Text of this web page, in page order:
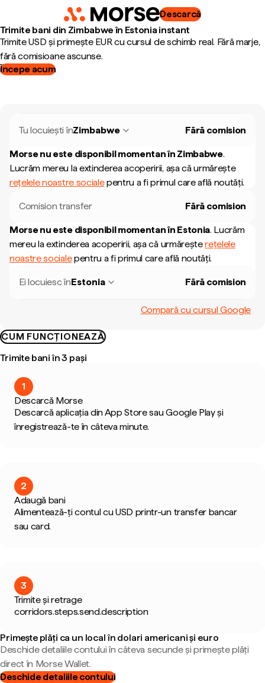
Descarcă
Trimite bani din Zimbabwe în Estonia instant
Trimite USD și primește EUR cu cursul de schimb real. Fără marje,
fără comisioane ascunse.
Începe acum
Tu locuiești înZimbabwe Fără comision
Morse nu este disponibil momentan în Zimbabwe.
Lucrăm mereu la extinderea acoperirii, așa că urmărește
rețelele noastre socialepentru a fi primul care află noutăți.
Comision transfer Fără comision
Morse nu este disponibil momentan în Estonia. Lucrăm
mereu la extinderea acoperirii, așa că urmăreșterețelele
noastre socialepentru a fi primul care află noutăți.
Ei locuiesc înEstonia Fără comision
Compară cu cursul Google
CUM FUNCȚIONEAZĂ
Trimite bani în 3 pași
1
Descarcă Morse
Descarcă aplicația din App Store sau Google Play și
înregistrează-te în câteva minute.
2
Adaugă bani
Alimentează-ți contul cu USD printr-un transfer bancar
sau card.
3
Trimite și retrage
corridors.steps.send.description
Primește plăți ca un local în dolari americani și euro
Deschide detaliile contului în câteva secunde și primește plăți
direct în Morse Wallet.
Deschide detaliile contului